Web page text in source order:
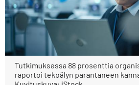
Tutkimuksessa 88 prosenttia
raportoi tekoälyn parantaneen